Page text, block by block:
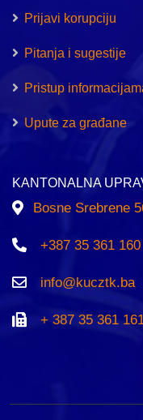
Prijavi korupciju
Pitanja i sugestije
Pristup
Upute za građane
KANTONALNA
Bosne Srebrene
+387 35 361 160
info@kucztk.ba
+ 387 35 361